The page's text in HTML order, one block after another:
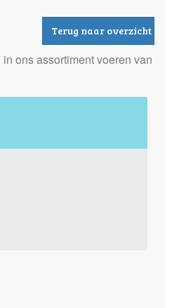
Terug naar overzicht
ons assortiment voeren van